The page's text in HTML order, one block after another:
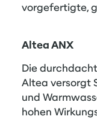
vorgefertigte,
Altea ANX
Die
Altea versorgt
und
hohen